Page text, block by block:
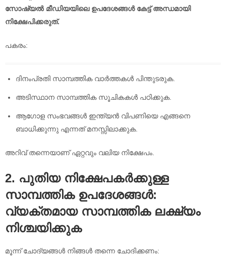
സോഷ്യൽ മീഡിയയിലെ ഉപദേശങ്ങൾ കേട്ട് അന്ധമായി
നിക്ഷേപിക്കരുത്.
പകരം:
ദിനംപ്രതി സാമ്പത്തിക വാർത്തകൾ പിന്തുടരുക.
അടിസ്ഥാന സാമ്പത്തിക സൂചികകൾ പഠിക്കുക.
ആഗോള സംഭവങ്ങൾ ഇന്ത്യൻ വിപണിയെ എങ്ങനെ
ബാധിക്കുന്നു എന്നത് മനസ്സിലാക്കുക.
അറിവ് തന്നെയാണ് ഏറ്റവും വലിയ നിക്ഷേപം.
2. പുതിയ നിക്ഷേപകർക്കുള്ള
സാമ്പത്തിക ഉപദേശങ്ങൾ:
വ്യക്തമായ സാമ്പത്തിക ലക്ഷ്യം
നിശ്ചയിക്കുക
മൂന്ന് ചോദ്യങ്ങൾ നിങ്ങൾ തന്നെ ചോദിക്കണം: